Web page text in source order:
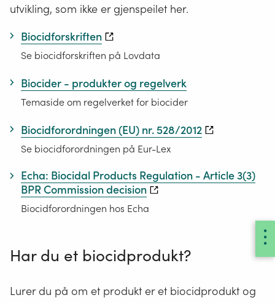
utvikling, som ikke er gjenspeilet her.
Biocidforskriften
Se biocidforskriften på Lovdata
Biocider - produkter og regelverk
Temaside om regelverket for biocider
Biocidforordningen (EU) nr. 528/2012
Se biocidforordningen på Eur-Lex
Echa: Biocidal Products Regulation - Article 3(3)
BPR Commission decision
Biocidforordningen hos Echa
Har du et biocidprodukt?
Lurer du på om et produkt er et biocidprodukt og